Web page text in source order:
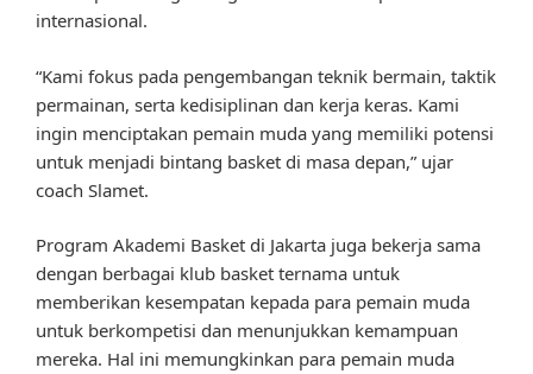
internasional.
“Kami fokus pada pengembangan teknik bermain, taktik
permainan, serta kedisiplinan dan kerja keras. Kami
ingin menciptakan pemain muda yang memiliki potensi
untuk menjadi bintang basket di masa depan,” ujar
coach Slamet.
Program Akademi Basket di Jakarta juga bekerja sama
dengan berbagai klub basket ternama untuk
memberikan kesempatan kepada para pemain muda
untuk berkompetisi dan menunjukkan kemampuan
mereka. Hal ini memungkinkan para pemain muda